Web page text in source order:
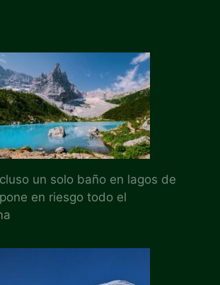
un solo baño en lagos de
en riesgo todo el